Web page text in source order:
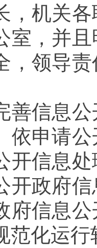
，机关
室，并
，领导
信息公
依申请
开信息
开政府
府信息
范化运行